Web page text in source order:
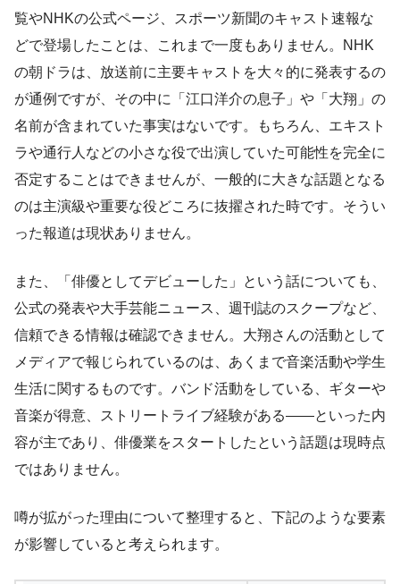
覧やNHKの公式ページ、スポーツ新聞のキャスト速報な
どで登場したことは、これまで一度もありません。NHK
の朝ドラは、放送前に主要キャストを大々的に発表するの
が通例ですが、その中に「江口洋介の息子」や「大翔」の
名前が含まれていた事実はないです。もちろん、エキスト
ラや通行人などの小さな役で出演していた可能性を完全に
否定することはできませんが、一般的に大きな話題となる
のは主演級や重要な役どころに抜擢された時です。そうい
った報道は現状ありません。
また、「俳優としてデビューした」という話についても、
公式の発表や大手芸能ニュース、週刊誌のスクープなど、
信頼できる情報は確認できません。大翔さんの活動として
メディアで報じられているのは、あくまで音楽活動や学生
生活に関するものです。バンド活動をしている、ギターや
音楽が得意、ストリートライブ経験がある――といった内
容が主であり、俳優業をスタートしたという話題は現時点
ではありません。
噂が拡がった理由について整理すると、下記のような要素
が影響していると考えられます。